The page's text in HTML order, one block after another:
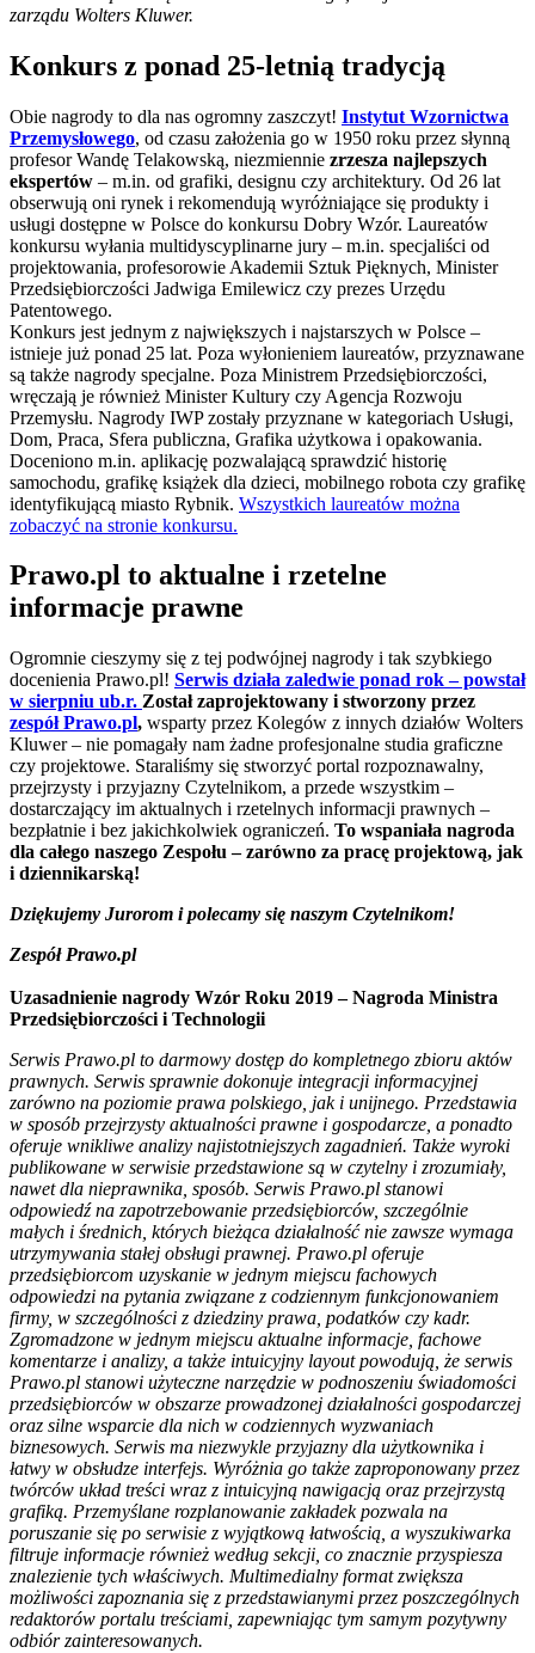
zarządu Wolters Kluwer.
Konkurs z ponad 25-letnią tradycją
Obie nagrody to dla nas ogromny zaszczyt! Instytut Wzornictwa
Przemysłowego, od czasu założenia go w 1950 roku przez słynną
profesor Wandę Telakowską, niezmiennie zrzesza najlepszych
ekspertów – m.in. od grafiki, designu czy architektury. Od 26 lat
obserwują oni rynek i rekomendują wyróżniające się produkty i
usługi dostępne w Polsce do konkursu Dobry Wzór. Laureatów
konkursu wyłania multidyscyplinarne jury – m.in. specjaliści od
projektowania, profesorowie Akademii Sztuk Pięknych, Minister
Przedsiębiorczości Jadwiga Emilewicz czy prezes Urzędu
Patentowego.
Konkurs jest jednym z największych i najstarszych w Polsce –
istnieje już ponad 25 lat. Poza wyłonieniem laureatów, przyznawane
są także nagrody specjalne. Poza Ministrem Przedsiębiorczości,
wręczają je również Minister Kultury czy Agencja Rozwoju
Przemysłu. Nagrody IWP zostały przyznane w kategoriach Usługi,
Dom, Praca, Sfera publiczna, Grafika użytkowa i opakowania.
Doceniono m.in. aplikację pozwalającą sprawdzić historię
samochodu, grafikę książek dla dzieci, mobilnego robota czy grafikę
identyfikującą miasto Rybnik. Wszystkich laureatów można
zobaczyć na stronie konkursu.
Prawo.pl to aktualne i rzetelne
informacje prawne
Ogromnie cieszymy się z tej podwójnej nagrody i tak szybkiego
docenienia Prawo.pl! Serwis działa zaledwie ponad rok – powstał
w sierpniu ub.r. Został zaprojektowany i stworzony przez
zespół Prawo.pl, wsparty przez Kolegów z innych działów Wolters
Kluwer – nie pomagały nam żadne profesjonalne studia graficzne
czy projektowe. Staraliśmy się stworzyć portal rozpoznawalny,
przejrzysty i przyjazny Czytelnikom, a przede wszystkim –
dostarczający im aktualnych i rzetelnych informacji prawnych –
bezpłatnie i bez jakichkolwiek ograniczeń. To wspaniała nagroda
dla całego naszego Zespołu – zarówno za pracę projektową, jak
i dziennikarską!
Dziękujemy Jurorom i polecamy się naszym Czytelnikom!
Zespół Prawo.pl
Uzasadnienie nagrody Wzór Roku 2019 – Nagroda Ministra
Przedsiębiorczości i Technologii
Serwis Prawo.pl to darmowy dostęp do kompletnego zbioru aktów
prawnych. Serwis sprawnie dokonuje integracji informacyjnej
zarówno na poziomie prawa polskiego, jak i unijnego. Przedstawia
w sposób przejrzysty aktualności prawne i gospodarcze, a ponadto
oferuje wnikliwe analizy najistotniejszych zagadnień. Także wyroki
publikowane w serwisie przedstawione są w czytelny i zrozumiały,
nawet dla nieprawnika, sposób. Serwis Prawo.pl stanowi
odpowiedź na zapotrzebowanie przedsiębiorców, szczególnie
małych i średnich, których bieżąca działalność nie zawsze wymaga
utrzymywania stałej obsługi prawnej. Prawo.pl oferuje
przedsiębiorcom uzyskanie w jednym miejscu fachowych
odpowiedzi na pytania związane z codziennym funkcjonowaniem
firmy, w szczególności z dziedziny prawa, podatków czy kadr.
Zgromadzone w jednym miejscu aktualne informacje, fachowe
komentarze i analizy, a także intuicyjny layout powodują, że serwis
Prawo.pl stanowi użyteczne narzędzie w podnoszeniu świadomości
przedsiębiorców w obszarze prowadzonej działalności gospodarczej
oraz silne wsparcie dla nich w codziennych wyzwaniach
biznesowych. Serwis ma niezwykle przyjazny dla użytkownika i
łatwy w obsłudze interfejs. Wyróżnia go także zaproponowany przez
twórców układ treści wraz z intuicyjną nawigacją oraz przejrzystą
grafiką. Przemyślane rozplanowanie zakładek pozwala na
poruszanie się po serwisie z wyjątkową łatwością, a wyszukiwarka
filtruje informacje również według sekcji, co znacznie przyspiesza
znalezienie tych właściwych. Multimedialny format zwiększa
możliwości zapoznania się z przedstawianymi przez poszczególnych
redaktorów portalu treściami, zapewniając tym samym pozytywny
odbiór zainteresowanych.